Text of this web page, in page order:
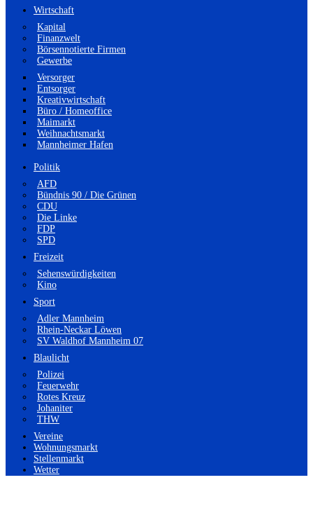
Wirtschaft
Kapital
Finanzwelt
Börsennotierte Firmen
Gewerbe
Versorger
Entsorger
Kreativwirtschaft
Büro / Homeoffice
Maimarkt
Weihnachtsmarkt
Mannheimer Hafen
Politik
AFD
Bündnis 90 / Die Grünen
CDU
Die Linke
FDP
SPD
Freizeit
Sehenswürdigkeiten
Kino
Sport
Adler Mannheim
Rhein-Neckar Löwen
SV Waldhof Mannheim 07
Blaulicht
Polizei
Feuerwehr
Rotes Kreuz
Johaniter
THW
Vereine
Wohnungsmarkt
Stellenmarkt
Wetter